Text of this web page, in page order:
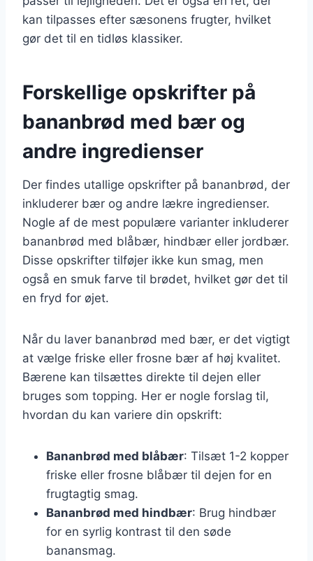
kan tilpasses efter sæsonens frugter, hvilket
gør det til en tidløs klassiker.
Forskellige opskrifter på
bananbrød med bær og
andre ingredienser
Der findes utallige opskrifter på bananbrød, der
inkluderer bær og andre lækre ingredienser.
Nogle af de mest populære varianter inkluderer
bananbrød med blåbær, hindbær eller jordbær.
Disse opskrifter tilføjer ikke kun smag, men
også en smuk farve til brødet, hvilket gør det til
en fryd for øjet.
Når du laver bananbrød med bær, er det vigtigt
at vælge friske eller frosne bær af høj kvalitet.
Bærene kan tilsættes direkte til dejen eller
bruges som topping. Her er nogle forslag til,
hvordan du kan variere din opskrift:
Bananbrød med blåbær: Tilsæt 1-2 kopper
friske eller frosne blåbær til dejen for en
frugtagtig smag.
Bananbrød med hindbær: Brug hindbær
for en syrlig kontrast til den søde
banansmag.